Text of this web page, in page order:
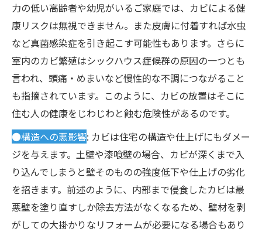
力の低い高齢者や幼児がいるご家庭では、カビによる健
康リスクは無視できません。また皮膚に付着すれば水虫
など真菌感染症を引き起こす可能性もあります。さらに
室内のカビ繁殖はシックハウス症候群の原因の一つとも
言われ、頭痛・めまいなど慢性的な不調につながること
も指摘されています。このように、カビの放置はそこに
住む人の健康をじわじわと蝕む危険性があるのです。
●構造への悪影響: カビは住宅の構造や仕上げにもダメー
ジを与えます。土壁や漆喰壁の場合、カビが深くまで入
り込んでしまうと壁そのものの強度低下や仕上げの劣化
を招きます。前述のように、内部まで侵食したカビは最
悪壁を塗り直すしか除去方法がなくなるため、壁材を剥
がしての大掛かりなリフォームが必要になる場合もあり